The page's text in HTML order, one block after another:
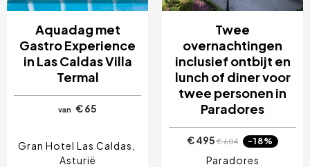
Aquadag met
Gastro Experience
in Las Caldas Villa
Termal
van € 65
Gran Hotel Las Caldas
Asturië
Twee
overnachtingen
inclusief ontbijt en
lunch of diner voor
twee personen in
Paradores
€ 495€ 604 -18%
Paradores